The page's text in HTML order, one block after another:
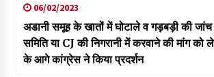
06/02/2023
अडानी समूह के खातों में घोटाले व गड़बड़ी की
समिति या CJ की निगरानी में करवाने की मांग
के आगे कांग्रेस ने किया प्रदर्शन